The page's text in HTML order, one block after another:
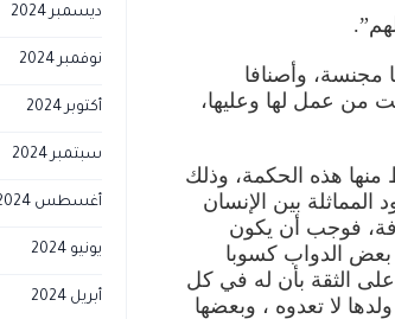
مجنسة، وأصنافا
من عمل لها وعليها،
منها هذه الحكمة، وذلك
بين الإنسان
، فوجب أن يكون
بعض الدواب كسوبا
الثقة بأن له في كل
لا تعدوه ، وبعضها
ديسمبر 2024
نوفمبر 2024
أكتوبر 2024
سبتمبر 2024
أغسطس 2024
يونيو 2024
أبريل 2024